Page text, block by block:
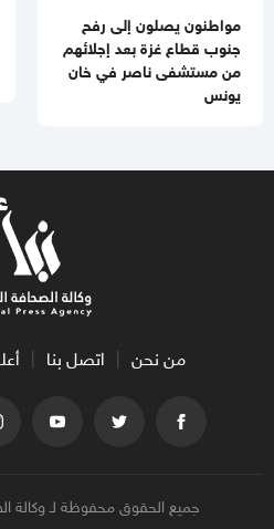
مواطنون يصلون إلى رفح
جنوب قطاع غزة بعد إجلائهم
من مستشفى ناصر في خان
يونس
من نحن اتصل بنا
جميع الحقوق محفوظة لـ وكالة